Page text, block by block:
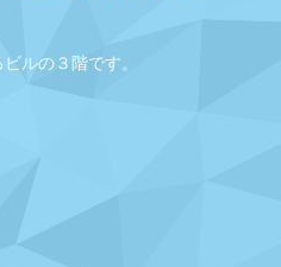
ルの３階です。